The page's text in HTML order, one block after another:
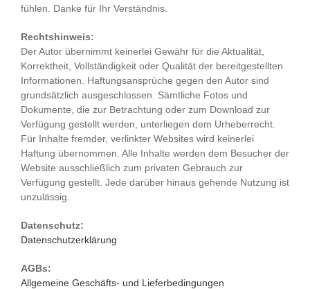
fühlen. Danke für Ihr Verständnis.
Rechtshinweis:
Der Autor übernimmt keinerlei Gewähr für die Aktualität,
Korrektheit, Vollständigkeit oder Qualität der bereitgestellten
Informationen. Haftungsansprüche gegen den Autor sind
grundsätzlich ausgeschlossen. Sämtliche Fotos und
Dokumente, die zur Betrachtung oder zum Download zur
Verfügung gestellt werden, unterliegen dem Urheberrecht.
Für Inhalte fremder, verlinkter Websites wird keinerlei
Haftung übernommen. Alle Inhalte werden dem Besucher der
Website ausschließlich zum privaten Gebrauch zur
Verfügung gestellt. Jede darüber hinaus gehende Nutzung ist
unzulässig.
Datenschutz:
Datenschutzerklärung
AGBs:
Allgemeine Geschäfts- und Lieferbedingungen